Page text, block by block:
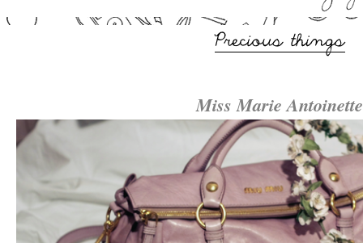
Miss Marie Antoinette